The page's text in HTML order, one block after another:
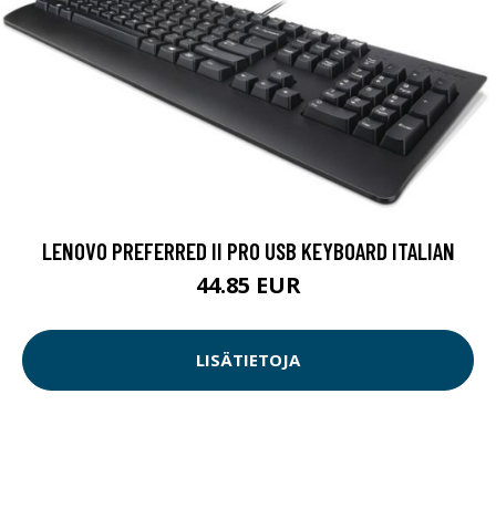
LENOVO PREFERRED II PRO USB KEYBOARD ITALIAN
44.85 EUR
LISÄTIETOJA